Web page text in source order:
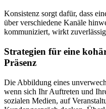
Konsistenz sorgt dafür, dass
über verschiedene Kanäle
kommuniziert, wirkt
Strategien für eine
Präsenz
Die Abbildung eines
wenn sich Ihr Auftreten und
sozialen Medien, auf